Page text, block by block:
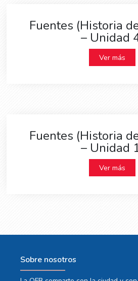
Fuentes (Historia
– Unidad
Ver más
Fuentes (Historia
– Unidad
Ver más
Sobre nosotros